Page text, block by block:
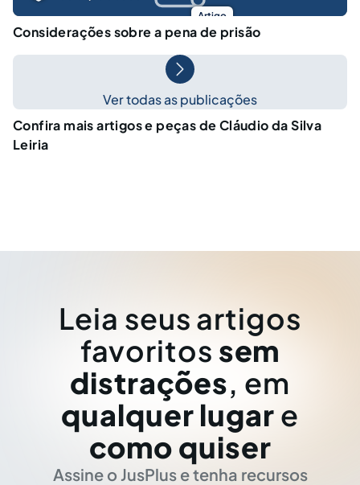
Artigo
Considerações sobre a pena de prisão
Ver todas as publicações
Confira mais artigos e peças de Cláudio da Silva
Leiria
Leia seus artigos
favoritos sem
distrações, em
qualquer lugar e
como quiser
Assine o JusPlus e tenha recursos